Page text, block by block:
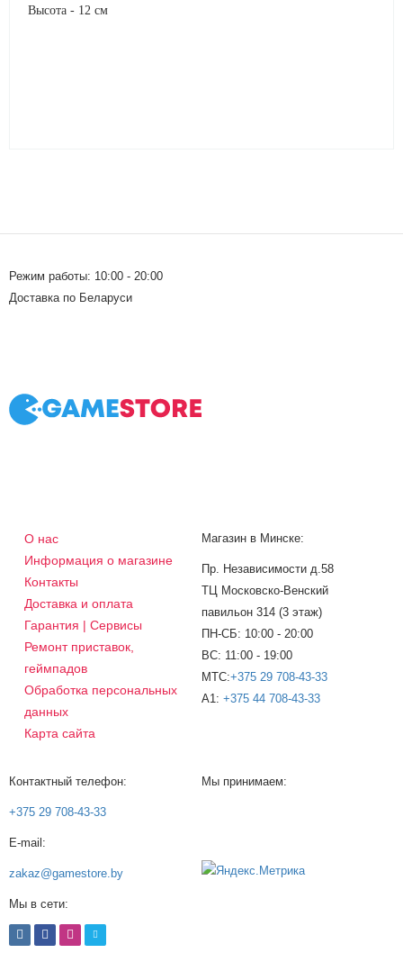
Высота - 12 см
Режим работы: 10:00 - 20:00
Доставка по Беларуси
О нас
Информация о магазине
Контакты
Доставка и оплата
Гарантия | Сервисы
Ремонт приставок,
геймпадов
Обработка персональных
данных
Карта сайта
Магазин в Минске:
Пр. Независимости д.58
ТЦ Московско-Венский
павильон 314 (3 этаж)
ПН-СБ: 10:00 - 20:00
ВС: 11:00 - 19:00
МТС:+375 29 708-43-33
A1: +375 44 708-43-33
Контактный телефон:
+375 29 708-43-33
E-mail:
zakaz@gamestore.by
Мы в сети:
Мы принимаем: